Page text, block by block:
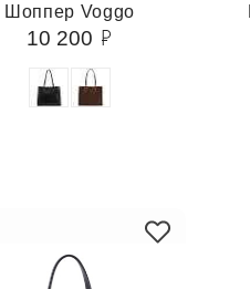
Шоппер Voggo
10 200